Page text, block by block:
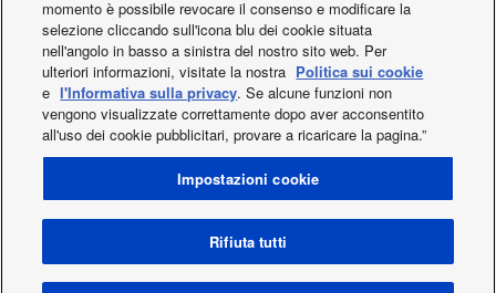
Facebook Instagram Youtube
LinkedIn
Contatti & Supporto
Condizioni generali di utilizzo
Privacy policy
Data act Novità
Copyright © 2026 Panasonic Marketing Europe GmbH All Rights
momento è possibile revocare il consenso e modificare la
selezione cliccando sull'icona blu dei cookie situata
nell'angolo in basso a sinistra del nostro sito web. Per
ulteriori informazioni, visitate la nostra Politica sui cookie
e l'Informativa sulla privacy. Se alcune funzioni non
vengono visualizzate correttamente dopo aver acconsentito
all'uso dei cookie pubblicitari, provare a ricaricare la pagina.”
Impostazioni cookie
Rifiuta tutti